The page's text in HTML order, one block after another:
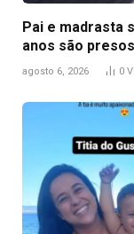
Pai e madrasta
anos são
agosto 6, 2026 0